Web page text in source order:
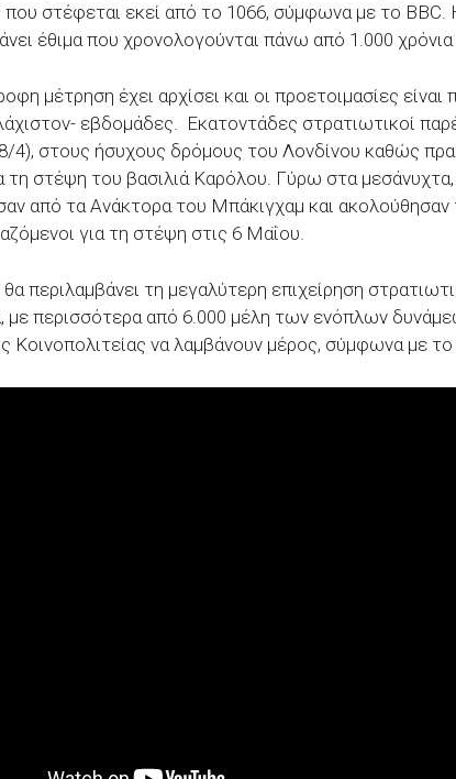
που στέφεται εκεί από το 1066, σύμφωνα με το BBC.
έθιμα που χρονολογούνται πάνω από 1.000
μέτρηση έχει αρχίσει και οι προετοιμασίες
εβδομάδες. Εκατοντάδες στρατιωτικοί
4), στους ήσυχους δρόμους του Λονδίνου καθώς
τη στέψη του βασιλιά Καρόλου. Γύρω στα μεσάνυχτα,
από τα Ανάκτορα του Μπάκιγχαμ και ακολούθησαν
για τη στέψη στις 6 Μαΐου.
περιλαμβάνει τη μεγαλύτερη επιχείρηση
με περισσότερα από 6.000 μέλη των ενόπλων
Κοινοπολιτείας να λαμβάνουν μέρος, σύμφωνα με